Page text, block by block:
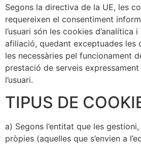
Segons la directiva de la UE, les
requereixen el consentiment
l’usuari són les cookies d’analítica
afiliació, quedant exceptuades les
les necessàries pel funcionament
prestació de serveis
l’usuari.
TIPUS DE
a) Segons l’entitat que les
pròpies (aquelles que s’envien a